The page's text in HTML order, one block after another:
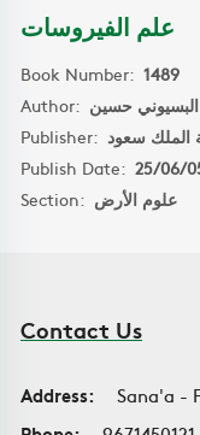
علم الفيروسات
Book Number: 1489
Author: حسين
Publisher:
Publish Date: 25/06/
Section: علوم الأرض
Contact Us
Address:
Sana'a -